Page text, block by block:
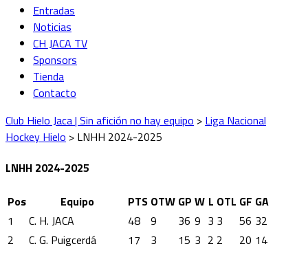
Entradas
Noticias
CH JACA TV
Sponsors
Tienda
Contacto
Club Hielo Jaca | Sin afición no hay equipo > Liga Nacional
Hockey Hielo > LNHH 2024-2025
LNHH 2024-2025
Pos Equipo PTS OTW GP W L OTL GF GA
1
C. H. JACA 48 9 36 9 3 3 56 32
2
C. G. Puigcerdá 17 3 15 3 2 2 20 14